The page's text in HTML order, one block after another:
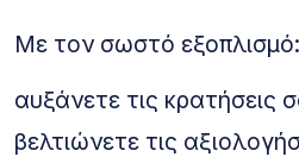
Με τον σωστό εξοπλισμό:
αυξάνετε τις κρατήσεις
βελτιώνετε τις